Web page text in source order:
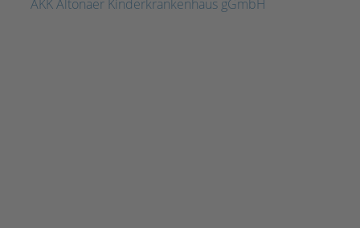
AKK Altonaer Kinderkrankenhaus gGmbH